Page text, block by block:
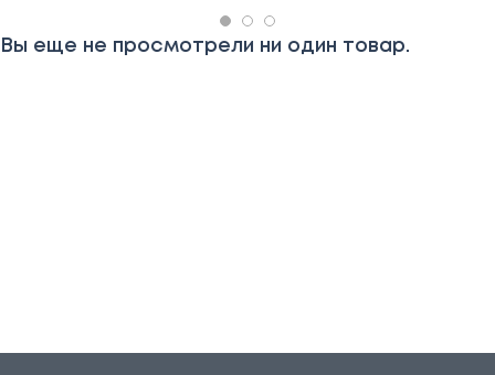
Вы еще не просмотрели ни один товар.